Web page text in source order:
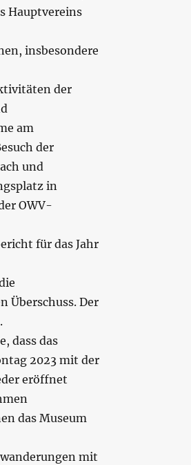
Hauptvereins
insbesondere
der
am
der
und
in
OWV-
für das Jahr
Überschuss. Der
dass das
2023 mit der
eröffnet
das Museum
mit